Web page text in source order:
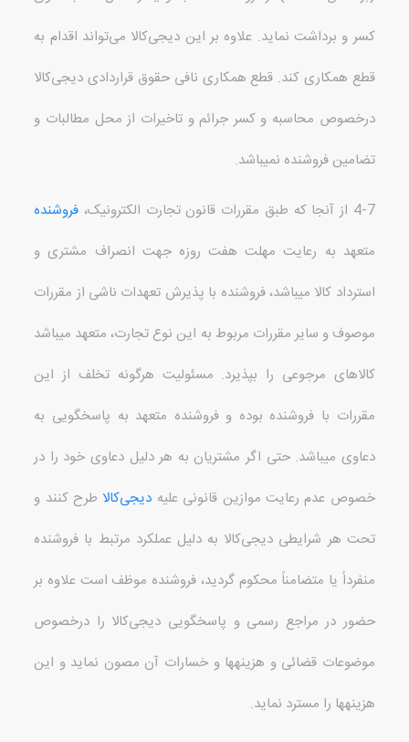
کسر و برداشت نماید. علاوه بر این دیجی‌کالا می‌تواند اقدام به
قطع همکاری کند. قطع همکاری نافی حقوق قراردادی دیجی‌کالا
درخصوص محاسبه و کسر جرائم و تاخیرات از محل مطالبات و
تضامین فروشنده نمیباشد.
4-7 از آنجا که طبق مقررات قانون تجارت الکترونیک،
فروشنده
متعهد به رعایت مهلت هفت روزه جهت انصراف مشتری و
استرداد کالا میباشد، فروشنده با پذیرش تعهدات ناشی از مقررات
موصوف و سایر مقررات مربوط به این نوع تجارت، متعهد میباشد
کالاهای مرجوعی را بپذیرد. مسئولیت هرگونه تخلف از این
مقررات با فروشنده بوده و فروشنده متعهد به پاسخگویی به
دعاوی میباشد.حتی اگر مشتریان به هر دلیل دعاوی خود را در
خصوص عدم رعایت موازین قانونی علیه دیجی‌کالا طرح کنند و
تحت هر شرایطی دیجی‌کالا به دلیل عملکرد مرتبط با فروشنده
منفرداً یا متضامناً محکوم گردید، فروشنده موظف است علاوه بر
حضور در مراجع رسمی و پاسخگویی دیجی‌کالا را درخصوص
موضوعات قضائی و هزینهها و خسارات آن مصون نماید و این
هزینهها را مسترد نماید.